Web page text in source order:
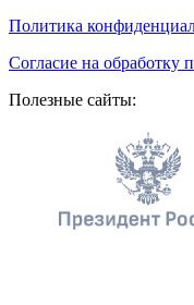
Политика
Согласие на обработку
Полезные сайты: